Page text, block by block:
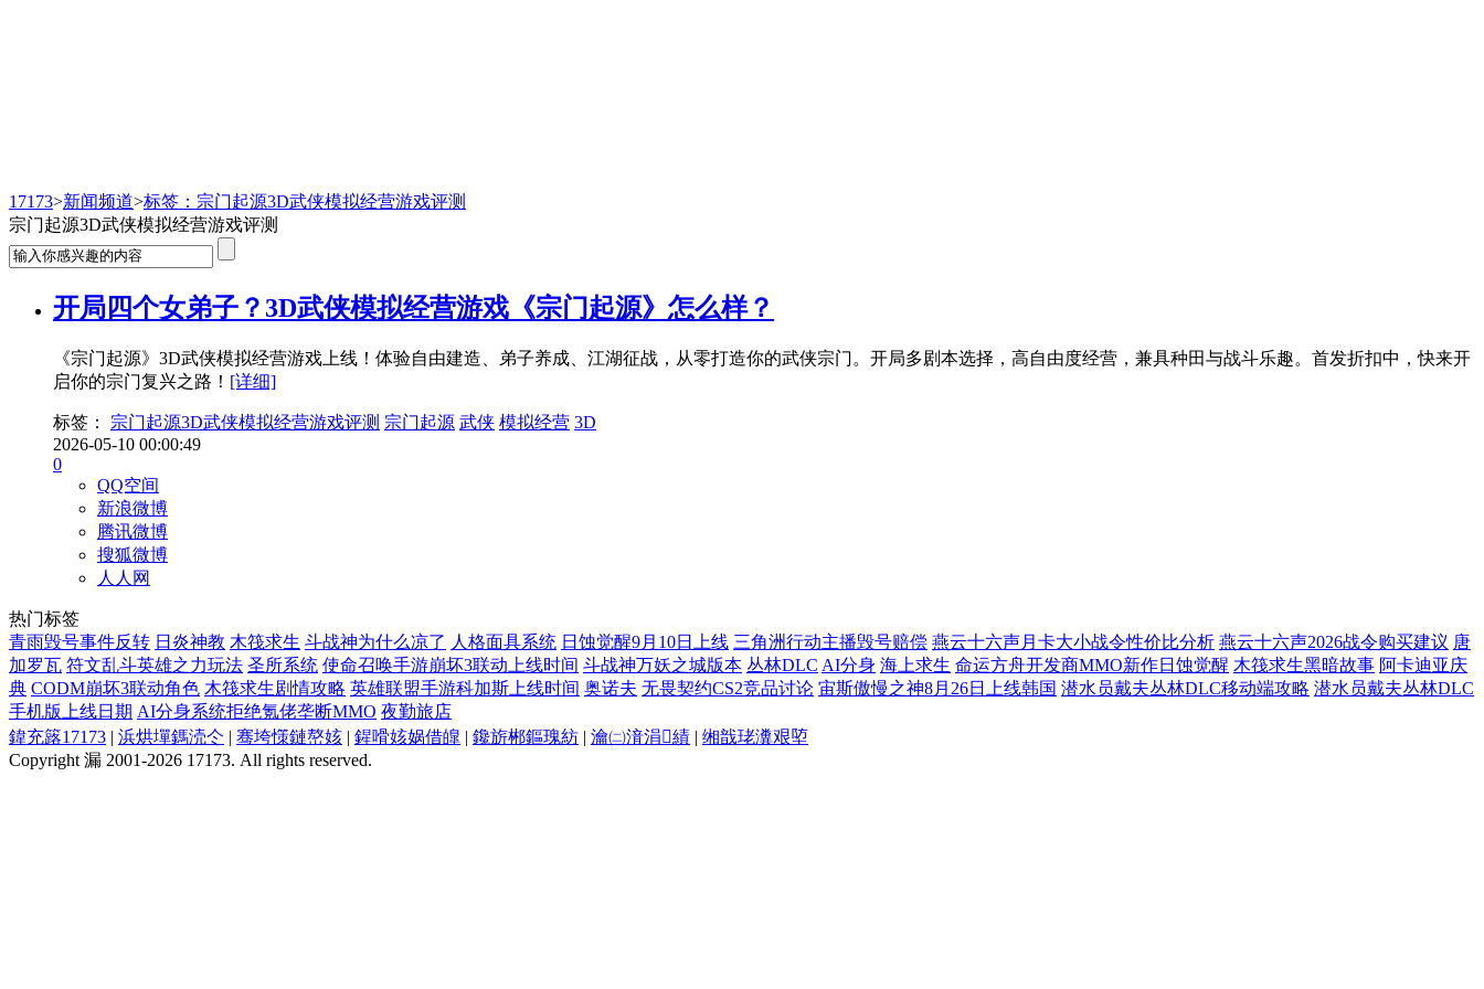
17173>新闻频道>标签：宗门起源3D武侠模拟经营游戏评测
宗门起源3D武侠模拟经营游戏评测
开局四个女弟子？3D武侠模拟经营游戏《宗门起源》怎么样？
《宗门起源》3D武侠模拟经营游戏上线！体验自由建造、弟子养成、江湖征战，从零打造你的武侠宗门。开局多剧本选择，高自由度经营，兼具种田与战斗乐趣。首发折扣中，快来开
启你的宗门复兴之路！ [详细]
标签： 宗门起源3D武侠模拟经营游戏评测 宗门起源 武侠 模拟经营 3D
2026-05-10 00:00:49
0
QQ空间
新浪微博
腾讯微博
搜狐微博
人人网
热门标签
青雨毁号事件反转 日炎神教 木筏求生 斗战神为什么凉了 人格面具系统 日蚀觉醒9月10日上线 三角洲行动主播毁号赔偿 燕云十六声月卡大小战令性价比分析 燕云十六声2026战令购买建议 唐
加罗瓦 符文乱斗英雄之力玩法 圣所系统 使命召唤手游崩坏3联动上线时间 斗战神万妖之城版本 丛林DLC AI分身 海上求生 命运方舟开发商MMO新作日蚀觉醒 木筏求生黑暗故事 阿卡迪亚庆
典 CODM崩坏3联动角色 木筏求生剧情攻略 英雄联盟手游科加斯上线时间 奥诺夫 无畏契约CS2竞品讨论 宙斯傲慢之神8月26日上线韩国 潜水员戴夫丛林DLC移动端攻略 潜水员戴夫丛林DLC
手机版上线日期 AI分身系统拒绝氪佬垄断MMO 夜勤旅店
鍏充簬17173 | 浜烘墠鎷涜仒 | 骞垮憡鏈嶅姟 | 鍟嗗姟娲借皥 | 鑱旂郴鏂瑰紡 | 瀹㈡湇涓績 | 缃戠珯瀵艰埅
Copyright 漏 2001-2026 17173. All rights reserved.